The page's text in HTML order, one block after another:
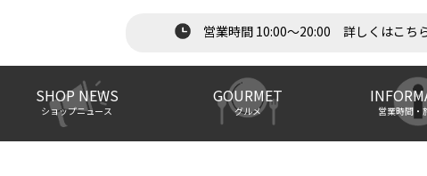
営業時間 10:00～20:00 詳しくはこち
SHOP NEWS
ショップニュース
GOURMET
グルメ 営業時間・